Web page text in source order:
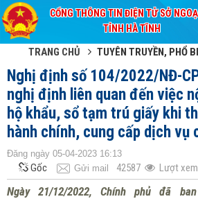
CỔNG THÔNG TIN ĐIỆN TỬ SỞ
TỈNH HÀ TĨNH
TRANG CHỦ TUYÊN TRUYỀN, PHỔ
Nghị định số 104/2022/NĐ-
nghị định liên quan đến việc
hộ khẩu, sổ tạm trú giấy khi
hành chính, cung cấp dịch vụ
Đăng ngày 05-04-2023 16:13
Gốc Gửi mail 42587 Lượt xem
Ngày 21/12/2022, Chính phủ đã
Đã kết nối EMC